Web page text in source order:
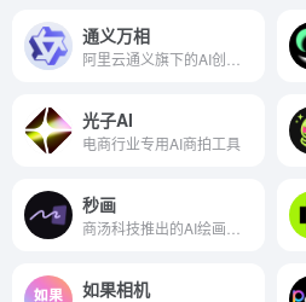
通义万相
光子AI
电商行业专用AI商拍工具
秒画
如果相机